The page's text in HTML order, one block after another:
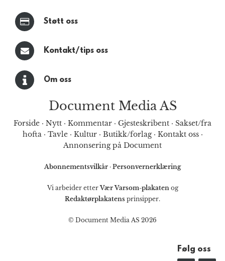
Støtt oss
Kontakt/tips oss
Om oss
Document Media AS
Forside · Nytt · Kommentar · Gjesteskribent · Sakset/fra
hofta· Tavle· Kultur· Butikk/forlag· Kontakt oss·
Annonsering på Document
Abonnementsvilkår · Personvernerklæring
Vi arbeider etterVær Varsom-plakatenog
Redaktørplakatens prinsipper.
© Document Media AS 2026
Følg oss